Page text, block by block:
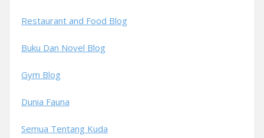
Restaurant and Food Blog
Buku Dan Novel Blog
Gym Blog
Dunia Fauna
Semua Tentang Kuda